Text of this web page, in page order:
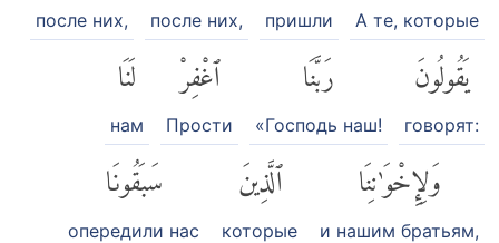
А те, которые
пришли
после них,
после них,
يَقُولُونَ
говорят:
رَبَّنَا
«Господь наш!
ٱغْفِرْ
Прости
لَنَا
нам
وَلِإِخْوَٰنِنَا
и нашим братьям,
ٱلَّذِينَ
которые
سَبَقُونَا
опередили нас